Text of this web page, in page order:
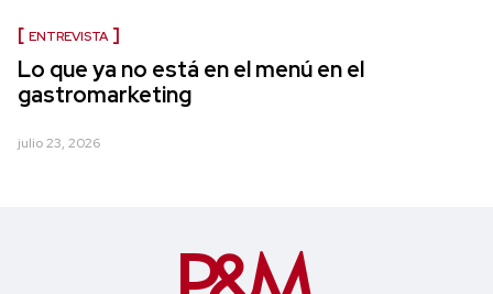
ENTREVISTA
Lo que ya no está en el menú en el
gastromarketing
julio 23, 2026